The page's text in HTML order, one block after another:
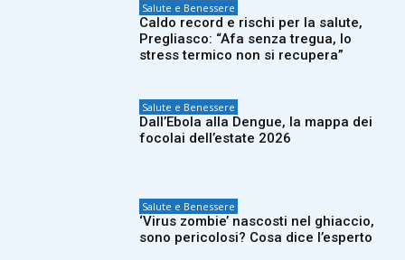
Salute e Benessere
Caldo record e rischi per la salute,
Pregliasco: “Afa senza tregua, lo
stress termico non si recupera”
Salute e Benessere
Dall’Ebola alla Dengue, la mappa dei
focolai dell’estate 2026
Salute e Benessere
‘Virus zombie’ nascosti nel ghiaccio,
sono pericolosi? Cosa dice l’esperto